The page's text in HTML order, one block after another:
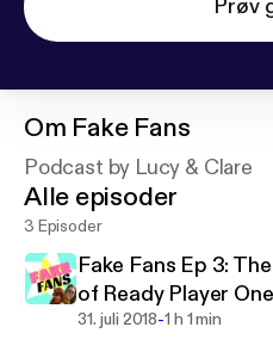
Prøv
Om Fake Fans
Podcast by Lucy & Clare
Alle episoder
3 Episoder
Fake Fans Ep 3:
of Ready Player One
31. juli 2018-1 h 1 min